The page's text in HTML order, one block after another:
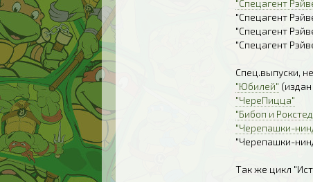
"Спецагент
"Спецагент
"Спецагент
"Спецагент
Спец.выпуски,
"Юбилей"
"ЧереПицца"
"Бибоп и
"Черепашки-
"Черепашки-
Так же цикл